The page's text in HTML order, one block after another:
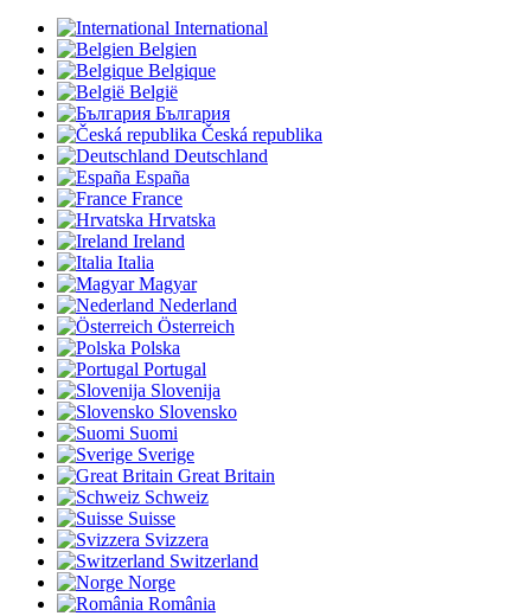
International
Belgien
Belgique
België
България
Česká republika
Deutschland
España
France
Hrvatska
Ireland
Italia
Magyar
Nederland
Österreich
Polska
Portugal
Slovenija
Slovensko
Suomi
Sverige
Great Britain
Schweiz
Suisse
Svizzera
Switzerland
Norge
România